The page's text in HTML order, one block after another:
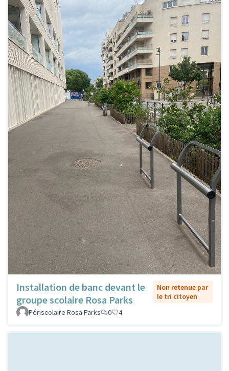
Installation de banc devant le
groupe scolaire Rosa Parks
Non retenue par
le tri citoyen
Périscolaire Rosa Parks
0 4